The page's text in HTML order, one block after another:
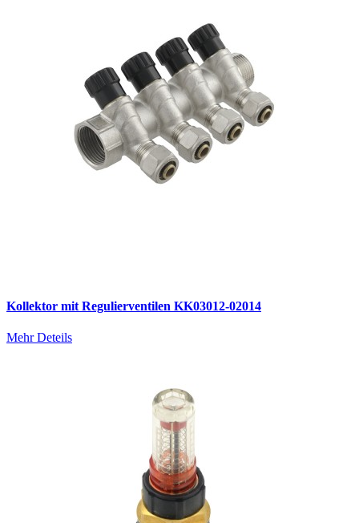
Kollektor mit Regulierventilen KK03012-02014
Mehr Deteils